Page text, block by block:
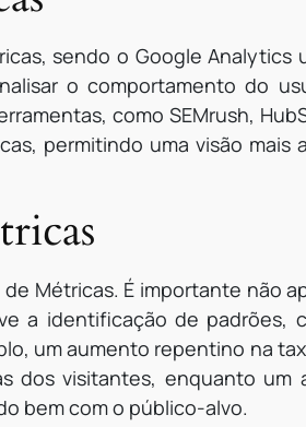
sendo o Google Analytics
o comportamento do
como SEMrush,
permitindo uma visão mais
Métricas. É importante não
a identificação de padrões,
um aumento repentino na
dos visitantes, enquanto um
bem com o público-alvo.